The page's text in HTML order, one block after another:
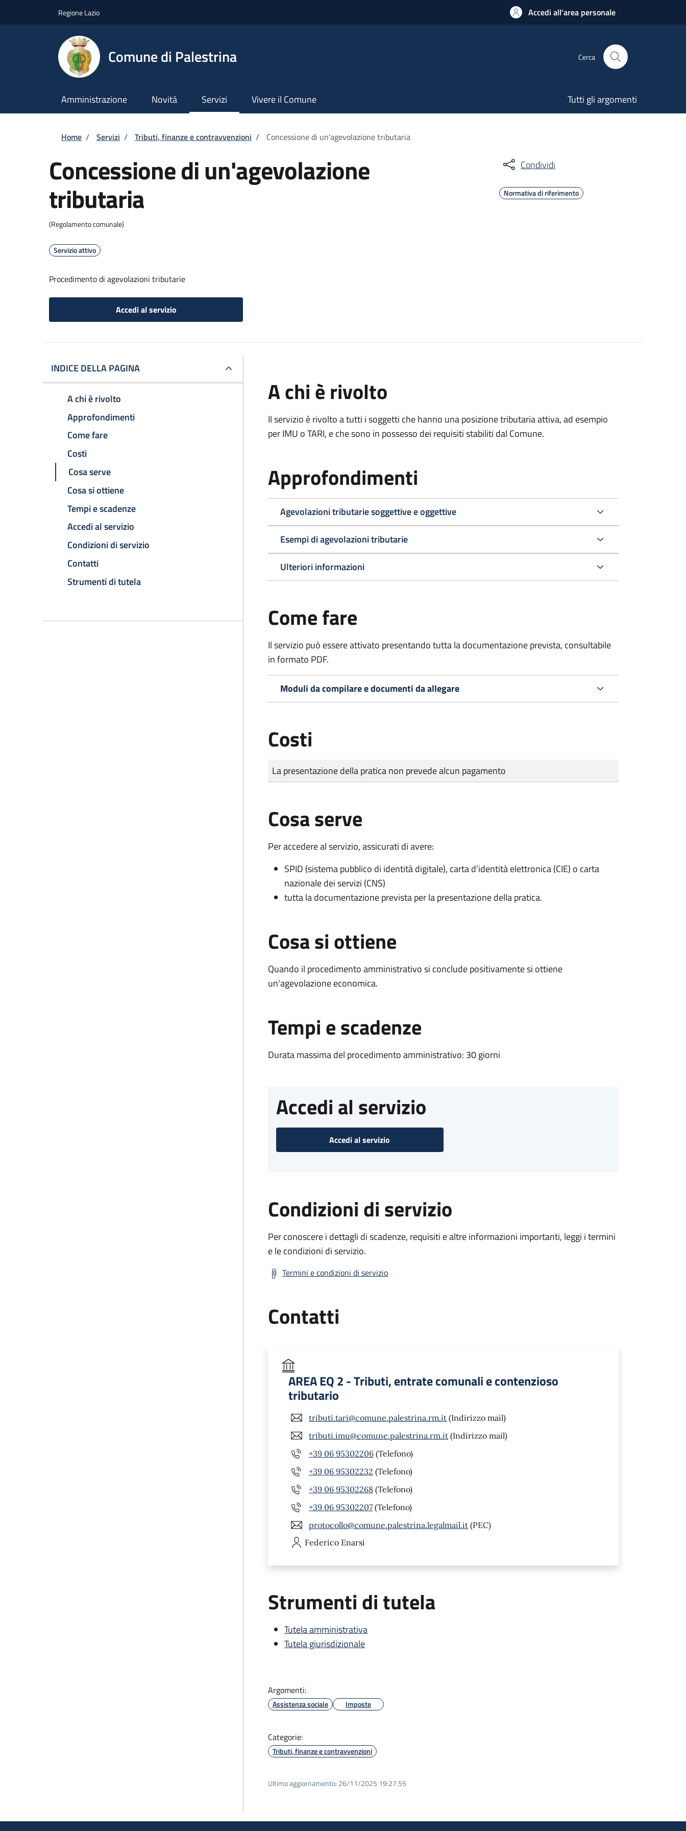
Regione Lazio Accedi all'area personale
Comune di Palestrina Cerca
Amministrazione Novità Servizi Vivere il Comune Tutti gli argomenti
Briciole di pane
Home / Servizi / Tributi, finanze e contravvenzioni / Concessione di un'agevolazione tributaria
Concessione di un'agevolazione
tributaria
(Regolamento comunale)
Servizio attivo
Procedimento di agevolazioni tributarie
Accedi al servizio
Condividi
Normativa di riferimento
INDICE DELLA PAGINA
A chi è rivolto
Approfondimenti
Come fare
Costi
Cosa serve
Cosa si ottiene
Tempi e scadenze
Accedi al servizio
Condizioni di servizio
Contatti
Strumenti di tutela
A chi è rivolto
Il servizio è rivolto a tutti i soggetti che hanno una posizione tributaria attiva, ad esempio
per IMU o TARI, e che sono in possesso dei requisiti stabiliti dal Comune.
Approfondimenti
Agevolazioni tributarie soggettive e oggettive
Esempi di agevolazioni tributarie
Ulteriori informazioni
Come fare
Il servizio può essere attivato presentando tutta la documentazione prevista, consultabile
in formato PDF.
Moduli da compilare e documenti da allegare
Costi
Tipo di pagamento
Importo
La presentazione della pratica non prevede alcun pagamento
Cosa serve
Per accedere al servizio, assicurati di avere:
SPID (sistema pubblico di identità digitale), carta d’identità elettronica (CIE) o carta
nazionale dei servizi (CNS)
tutta la documentazione prevista per la presentazione della pratica.
Cosa si ottiene
Quando il procedimento amministrativo si conclude positivamente si ottiene
un'agevolazione economica.
Tempi e scadenze
Durata massima del procedimento amministrativo: 30 giorni
Accedi al servizio
Accedi al servizio
Condizioni di servizio
Per conoscere i dettagli di scadenze, requisiti e altre informazioni importanti, leggi i termini
e le condizioni di servizio.
Termini e condizioni di servizio
Contatti
AREA EQ 2 - Tributi, entrate comunali e contenzioso
tributario
tributi.tari@comune.palestrina.rm.it (Indirizzo mail)
tributi.imu@comune.palestrina.rm.it (Indirizzo mail)
+39 06 95302206 (Telefono)
+39 06 95302232 (Telefono)
+39 06 95302268 (Telefono)
+39 06 95302207 (Telefono)
protocollo@comune.palestrina.legalmail.it (PEC)
Federico Enarsi
Strumenti di tutela
Tutela amministrativa
Tutela giurisdizionale
Argomenti:
Assistenza sociale Imposte
Categorie:
Tributi, finanze e contravvenzioni
Ultimo aggiornamento: 26/11/2025 19:27.55